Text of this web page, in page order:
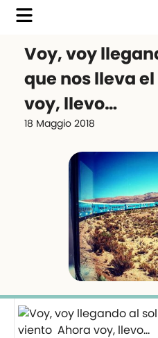
Voy, voy
que nos lleva
voy, llevo…
18 Maggio 2018